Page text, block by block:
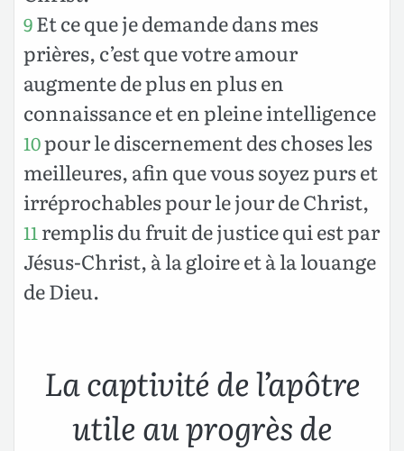
9Et ce que je demande dans mes
prières, c’est que votre amour
augmente de plus en plus en
connaissance et en pleine intelligence
10pour le discernement des choses les
meilleures, afin que vous soyez purs et
irréprochables pour le jour de Christ,
11 remplis du fruit de justice qui est par
Jésus-Christ, à la gloire et à la louange
de Dieu.
La captivité de l’apôtre
utile au progrès de